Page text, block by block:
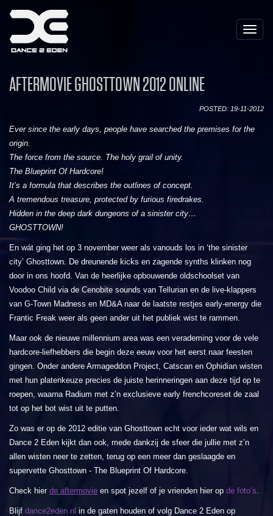
Toggle
AFTERMOVIE GHOSTTOWN 2012 ONLINE
POSTED: 19-11-2012
Ever since the early days, people have searched the premises for the
origin.
The force from the source. The holy grail of unity.
The Blueprint Of Hardcore!
It’s a formula that describes the outlines of concept.
A tremendous treasure, protected by furious firedrakes.
Hidden in the deep dark dungeons of a sinister city…
GHOSTTOWN!
En wát ging het op 3 november weer als vanouds los in ‘the sinister
city’ Ghosttown. De dreunende kicks en zagende synths klinken nog
door in ons hoofd. Van de heerlijke opbouwende oldschoolset van
Voodoo Child via de Cenobite sounds van Tellurian en de live-klappers
van G-Town Madness en MD&A naar de laatste restjes early-energy die
Frantic Freak weer als geen ander uit het publiek wist te rammen.
Maar ook de nieuwe millennium area was een verademing voor de vele
hardcore-liefhebbers die begin deze eeuw voor het eerst naar feesten
gingen. Onder andere Armageddon Project, Catscan en Ophidian wisten
met hun platenkeuze precies de juiste herinneringen aan deze tijd op te
roepen, waarna Radium met z’n exclusieve early frenchcoreset de zaal
tot op het bot wist uit te putten.
Zo was er op de 2012 editie van Ghosttown echt voor ieder wat wils en
Dance 2 Eden kijkt dan ook, mede dankzij de sfeer die jullie met z’n
allen wisten neer te zetten, terug op een meer dan geslaagde en
supervette Ghosttown - The Blueprint Of Hardcore.
Check hier de aftermovie en spot jezelf of je vrienden hier op de foto’s.
Blijf dance2eden.nl in de gaten houden of volg Dance 2 Eden op